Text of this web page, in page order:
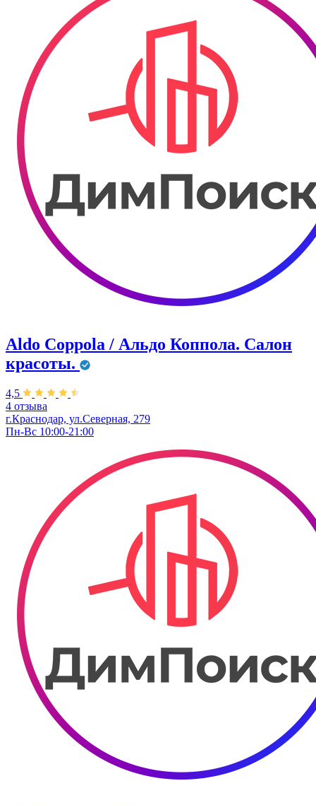
Aldo Coppola / Альдо Коппола. Салон
красоты.
4,5
4 отзыва
г.Краснодар, ул.Северная, 279
Пн-Вс 10:00-21:00